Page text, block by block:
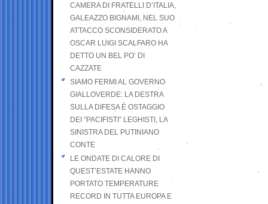
CAMERA DI FRATELLI D’ITALIA,
GALEAZZO BIGNAMI, NEL SUO
ATTACCO SCONSIDERATO A
OSCAR LUIGI SCALFARO HA
DETTO UN BEL PO’ DI
CAZZATE
SIAMO FERMI AL GOVERNO
GIALLOVERDE: LA DESTRA
SULLA DIFESA È OSTAGGIO
DEI “PACIFISTI” LEGHISTI, LA
SINISTRA DEL PUTINIANO
CONTE
LE ONDATE DI CALORE DI
QUEST’ESTATE HANNO
PORTATO TEMPERATURE
RECORD IN TUTTA EUROPA E